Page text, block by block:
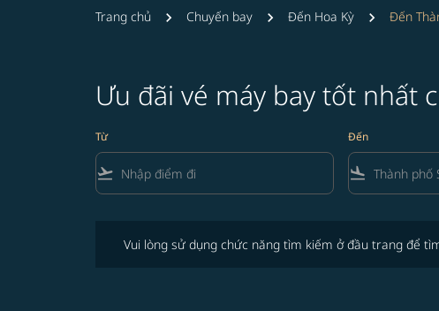
Trang chủ Chuyến bay Đến Hoa Kỳ Đến
Ưu đãi vé máy bay tốt nhất
Từ
flight_takeoff
Đến
flight_land
Vui lòng sử dụng chức năng tìm kiếm ở đầu trang để